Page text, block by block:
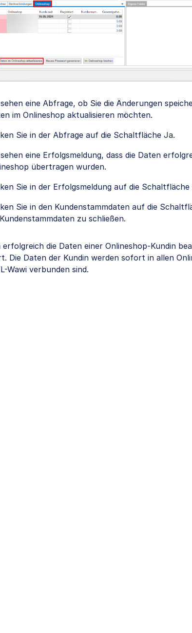
eine Abfrage, ob Sie die Änderungen
im Onlineshop aktualisieren möchten.
Sie in der Abfrage auf die Schaltfläche Ja.
eine Erfolgsmeldung, dass die Daten
übertragen wurden.
Sie in der Erfolgsmeldung auf die Schaltfläche
Sie in den Kundenstammdaten auf die
zu schließen.
erfolgreich die Daten einer Onlineshop-Kundin
Die Daten der Kundin werden sofort in allen
Wawi verbunden sind.